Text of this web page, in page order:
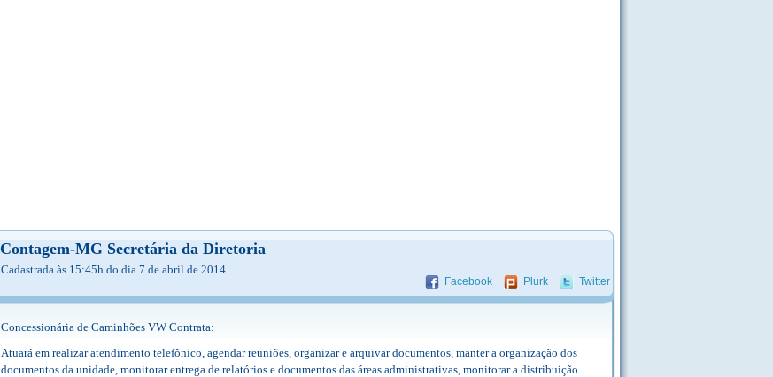
Contagem-MG Secretária da Diretoria
Cadastrada às 15:45h do dia 7 de abril de 2014
Facebook Plurk Twitter
Concessionária de Caminhões VW Contrata:
Atuará em realizar atendimento telefônico, agendar reuniões, organizar e arquivar documentos, manter a organização dos
documentos da unidade, monitorar entrega de relatórios e documentos das áreas administrativas, monitorar a distribuição